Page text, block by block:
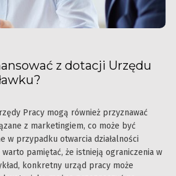
z dotacji Urzędu
Pracy mogą również przyznawać
z marketingiem, co może być
w przypadku otwarcia działalności
pamiętać, że istnieją ograniczenia w
konkretny urząd pracy może